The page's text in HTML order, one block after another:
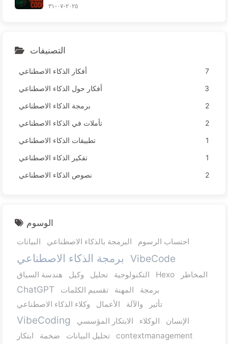
تؤدي لمعاناة الموظفين — تعلم الذكاء الاصطناعي ببطء 1
٢٠٢٥-٠٧-٣١
التصنيفات
أفكار الذكاء الاصطناعي
7
أفكار حول الذكاء الاصطناعي
3
برمجة الذكاء الاصطناعي
2
تأملات في الذكاء الاصطناعي
2
تطبيقات الذكاء الاصطناعي
1
تفكير الذكاء الاصطناعي
1
نصوص الذكاء الاصطناعي
2
الوسوم
البيانات البرمجة بالذكاء الاصطناعي احتساب الرسوم
برمجة الذكاء الاصطناعي VibeCode
هندسة السياق وكيل تحليل التكنولوجية Hexo المخاطر
ChatGPT تقسيم الكلمات المهنة
برمجة
وكلاء الذكاء الاصطناعي
الأعمال والآلة تأثير
VibeCoding الابتكار المؤسسي الوكلاء
الإنسان
ابتكار
ضخمة تحليل البيانات
contextmanagement